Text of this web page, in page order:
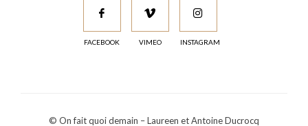
FACEBOOK VIMEO INSTAGRAM
© On fait quoi demain – Laureen et Antoine Ducrocq